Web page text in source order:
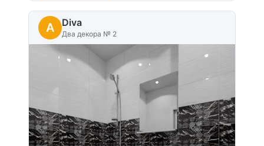
A Diva
Два декора № 2